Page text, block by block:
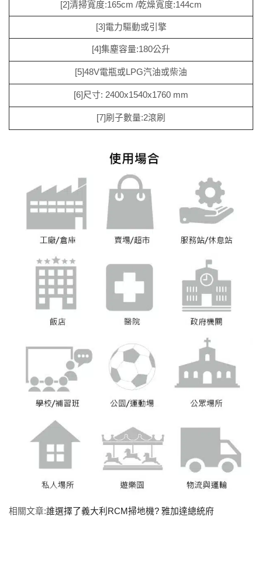
[2]清掃寬度:165cm /乾燥寬度:144cm
[3]電力驅動或引擎
[4]集塵容量:180公升
[5]48V電瓶或LPG汽油或柴油
[6]尺寸: 2400x1540x1760 mm
[7]刷子數量:2滾刷
相關文章:誰選擇了義大利RCM掃地機? 雅加達總統府